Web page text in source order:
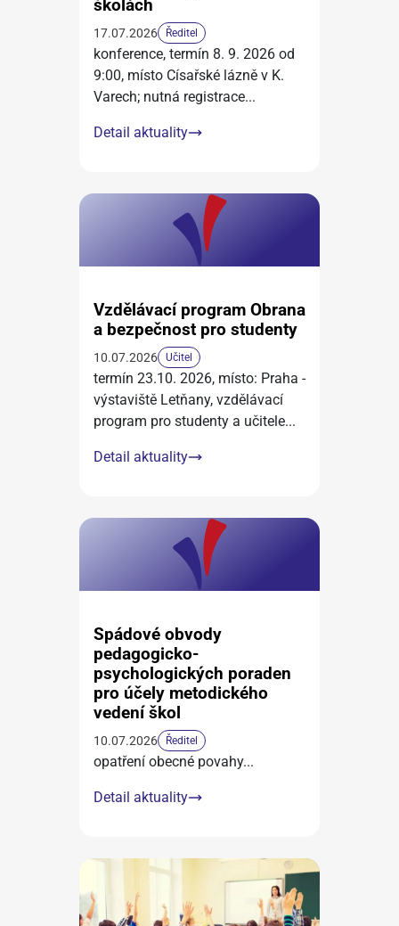
školách
17.07.2026 Ředitel
konference, termín 8. 9. 2026 od
9:00, místo Císařské lázně v K.
Varech; nutná registrace...
Detail aktuality
Vzdělávací program Obrana
a bezpečnost pro studenty
10.07.2026 Učitel
termín 23.10. 2026, místo: Praha -
výstaviště Letňany, vzdělávací
program pro studenty a učitele...
Detail aktuality
Spádové obvody
pedagogicko-
psychologických poraden
pro účely metodického
vedení škol
10.07.2026 Ředitel
opatření obecné povahy...
Detail aktuality